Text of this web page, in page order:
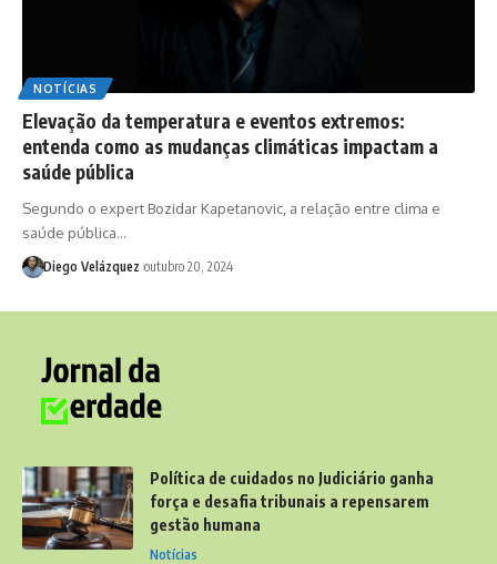
NOTÍCIAS
Elevação da temperatura e eventos extremos:
entenda como as mudanças climáticas impactam a
saúde pública
Segundo o expert Bozidar Kapetanovic, a relação entre clima e
saúde pública…
Diego Velázquez outubro 20, 2024
Política de cuidados no Judiciário ganha
força e desafia tribunais a repensarem
gestão humana
Notícias